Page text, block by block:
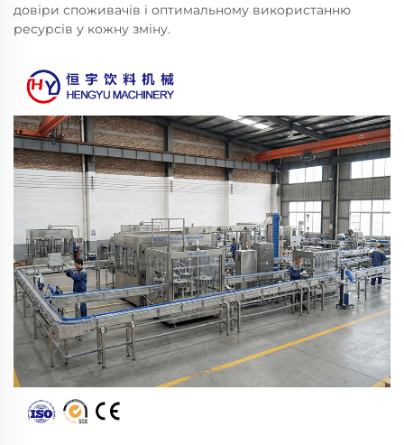
довіри споживачів і оптимальному використанню
ресурсів у кожну зміну.